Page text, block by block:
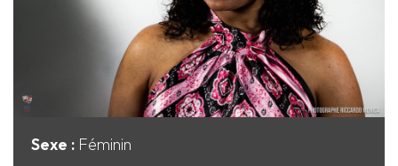
Sexe : Féminin